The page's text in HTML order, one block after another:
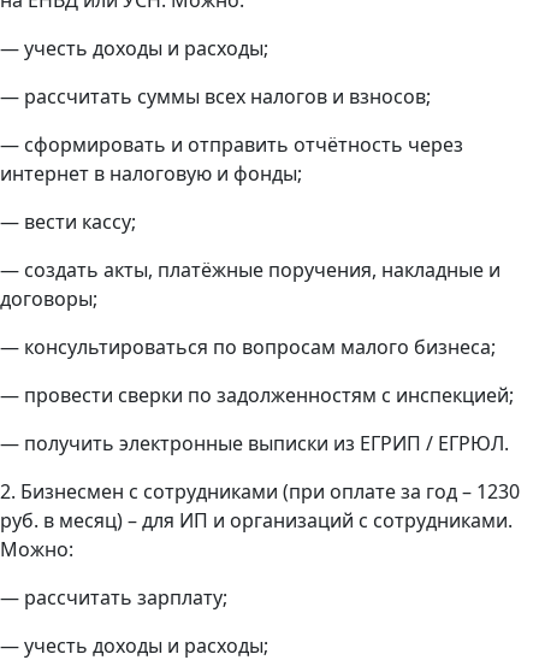
— учесть доходы и расходы;
— рассчитать суммы всех налогов и взносов;
— сформировать и отправить отчётность через
интернет в налоговую и фонды;
— вести кассу;
— создать акты, платёжные поручения, накладные и
договоры;
— консультироваться по вопросам малого бизнеса;
— провести сверки по задолженностям с инспекцией;
— получить электронные выписки из ЕГРИП / ЕГРЮЛ.
2. Бизнесмен с сотрудниками (при оплате за год – 1230
руб. в месяц) – для ИП и организаций с сотрудниками.
Можно:
— рассчитать зарплату;
— учесть доходы и расходы;